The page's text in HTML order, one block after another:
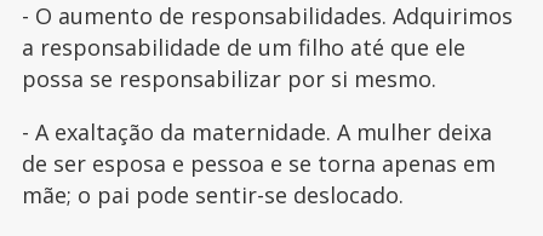
- O aumento de responsabilidades. Adquirimos
a responsabilidade de um filho até que ele
possa se responsabilizar por si mesmo.
- A exaltação da maternidade. A mulher deixa
de ser esposa e pessoa e se torna apenas em
mãe; o pai pode sentir-se deslocado.